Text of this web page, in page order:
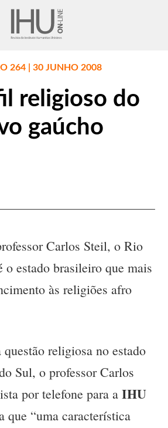
264 | 30 JUNHO 2008
religioso do
gaúcho
Carlos Steil, o Rio
o estado brasileiro que mais
às religiões afro
religiosa no estado
Sul, o professor Carlos
por telefone para aIHU
que “uma característica